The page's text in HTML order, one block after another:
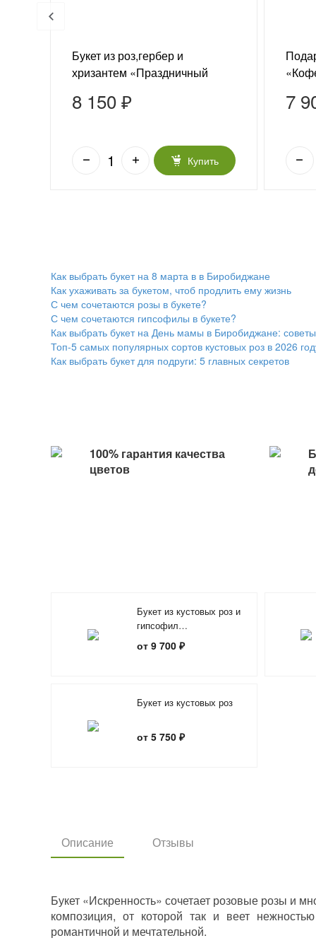
Букет из роз,гербер и
хризантем «Праздничный
8 150 ₽
Купить
7
Как выбрать букет на 8 марта в в Биробиджане
Как ухаживать за букетом, чтоб продлить ему жизнь
С чем сочетаются розы в букете?
С чем сочетаются гипсофилы в букете?
Как выбрать букет на День мамы в Биробиджане:
Топ-5 самых популярных сортов кустовых роз в 2026
Как выбрать букет для подруги: 5 главных секретов
100% гарантия качества
цветов
Букет из кустовых роз и
гипсофил
«Совершенство»
от 9 700 ₽
Букет из кустовых роз
от 5 750 ₽
Описание Отзывы
Букет «Искренность» сочетает розовые розы и
композиция, от которой так и веет
романтичной и мечтательной.